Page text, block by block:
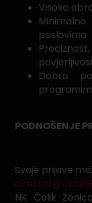
Visoko
poslovima
Dobro
PODNOŠENJE
Svoje prijave
NK Čelik